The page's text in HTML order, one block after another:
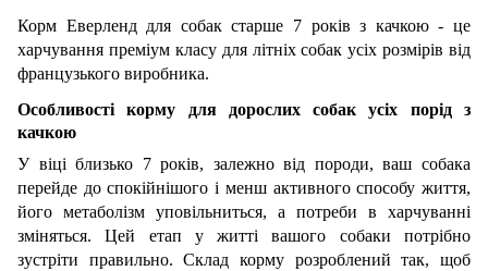
Корм Еверленд для собак старше 7 років з качкою - це
харчування преміум класу для літніх собак усіх розмірів від
французького виробника.
Особливості корму для дорослих собак усіх порід з
качкою
У віці близько 7 років, залежно від породи, ваш собака
перейде до спокійнішого і менш активного способу життя,
його метаболізм уповільниться, а потреби в харчуванні
зміняться. Цей етап у житті вашого собаки потрібно
зустріти правильно. Склад корму розроблений так, щоб